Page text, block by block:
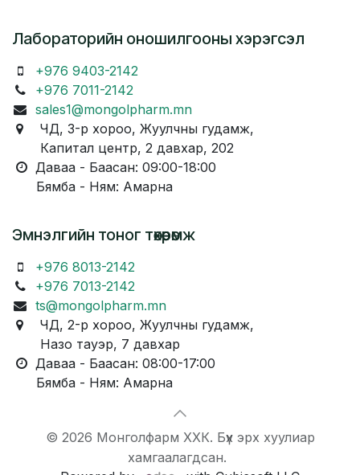
Лабораторийн оношилгооны хэрэгсэл
+976 9403-2142
+976 7011-2142
sales1@mongolpharm.mn
ЧД, 3-р хороо, Жуулчны гудамж,
Капитал центр, 2 давхар, 202
Даваа - Баасан: 09:00-18:00
Бямба - Ням: Амарна
Эмнэлгийн тоног төхөөрөмж
+976 8013-2142
+976 7013-2142
ts@mongolpharm.mn
ЧД, 2-р хороо, Жуулчны гудамж,
Назо тауэр, 7 давхар
Даваа - Баасан: 08:00-17:00
Бямба - Ням: Амарна
© 2026 Монголфарм ХХК. Бүх эрх хуулиар
хамгаалагдсан.